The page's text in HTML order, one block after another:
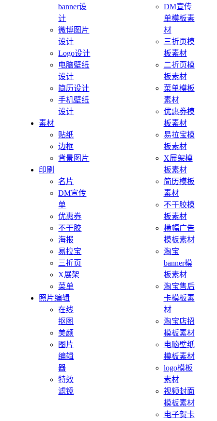
banner设
计
微博图片
设计
Logo设计
电脑壁纸
设计
简历设计
手机壁纸
设计
素材
贴纸
边框
背景图片
印刷
名片
DM宣传
单
优惠券
不干胶
海报
易拉宝
三折页
X展架
菜单
照片编辑
在线
抠图
美颜
图片
编辑
器
特效
滤镜
DM宣传
单模板素
材
三折页模
板素材
二折页模
板素材
菜单模板
素材
优惠券模
板素材
易拉宝模
板素材
X展架模
板素材
简历模板
素材
不干胶模
板素材
横幅广告
模板素材
淘宝
banner模
板素材
淘宝售后
卡模板素
材
淘宝店招
模板素材
电脑壁纸
模板素材
logo模板
素材
视频封面
模板素材
电子贺卡